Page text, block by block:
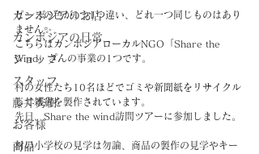
カンボジアのお店
カンボジアの日常
ショップ
スタッフ
藤井秀樹
お客様
商品
ピースの色が1つ1つ違い、どれ一つ同じものはあり
ません✨
こちらはカンボジアローカルNGO「Share the
Wind」さんの事業の1つです。
村の女性たち10名ほどでゴミや新聞紙をリサイクル
して雑貨を製作されています。
先日、Share the wind訪問ツアーに参加しました。
村の小学校の見学は勿論、商品の製作の見学やキー